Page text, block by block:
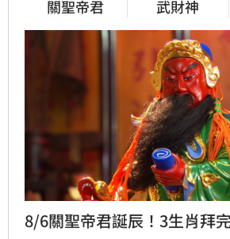
關聖帝君 武財神
8/6關聖帝君誕辰！3生肖拜